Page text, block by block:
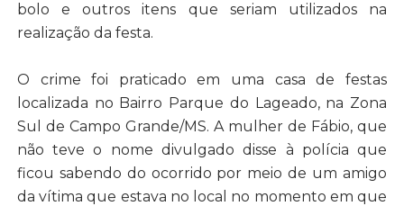
bolo e outros itens que seriam utilizados na
realização da festa.
O crime foi praticado em uma casa de festas
localizada no Bairro Parque do Lageado, na Zona
Sul de Campo Grande/MS. A mulher de Fábio, que
não teve o nome divulgado disse à polícia que
ficou sabendo do ocorrido por meio de um amigo
da vítima que estava no local no momento em que